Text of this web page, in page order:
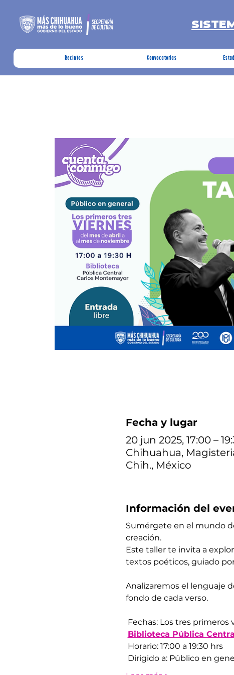
Recintos Convocatorias
Fecha y lugar
20 jun 2025, 17:00 –
Chihuahua,
Chih., México
Información del
Sumérgete en el mundo
creación.
Este taller te invita a
textos poéticos, guiado
Analizaremos el lenguaje
fondo de cada verso.
Fechas: Los tres
Biblioteca Pública
Horario: 17:00 a 19:30 hrs
Dirigido a: Público en